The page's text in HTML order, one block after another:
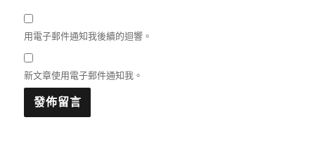
用電子郵件通知我後續的迴響。
新文章使用電子郵件通知我。